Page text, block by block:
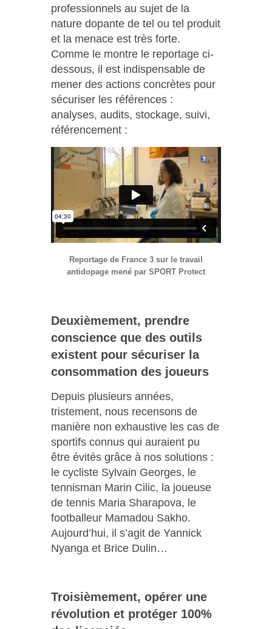
professionnels au sujet de la
nature dopante de tel ou tel produit
et la menace est très forte.
Comme le montre le reportage ci-
dessous, il est indispensable de
mener des actions concrètes pour
sécuriser les références :
analyses, audits, stockage, suivi,
référencement :
Reportage de France 3 sur le travail
antidopage mené par SPORT Protect
Deuxièmement, prendre
conscience que des outils
existent pour sécuriser la
consommation des joueurs
Depuis plusieurs années,
tristement, nous recensons de
manière non exhaustive les cas de
sportifs connus qui auraient pu
être évités grâce à nos solutions :
le cycliste Sylvain Georges, le
tennisman Marin Cilic, la joueuse
de tennis Maria Sharapova, le
footballeur Mamadou Sakho.
Aujourd’hui, il s’agit de Yannick
Nyanga et Brice Dulin…
Troisièmement, opérer une
révolution et protéger 100%